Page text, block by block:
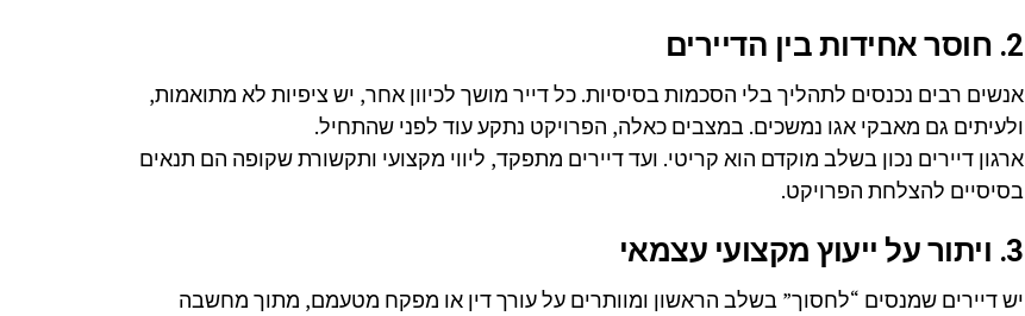
2. חוסר אחידות בין הדיירים
אנשים רבים נכנסים לתהליך בלי הסכמות בסיסיות. כל דייר מושך לכיוון אחר, יש ציפיות לא מתואמות,
ולעיתים גם מאבקי אגו נמשכים. במצבים כאלה, הפרויקט נתקע עוד לפני שהתחיל.
ארגון דיירים נכון בשלב מוקדם הוא קריטי. ועד דיירים מתפקד, ליווי מקצועי ותקשורת שקופה הם תנאים
בסיסיים להצלחת הפרויקט.
3. ויתור על ייעוץ מקצועי עצמאי
יש דיירים שמנסים “לחסוך” בשלב הראשון ומוותרים על עורך דין או מפקח מטעמם, מתוך מחשבה